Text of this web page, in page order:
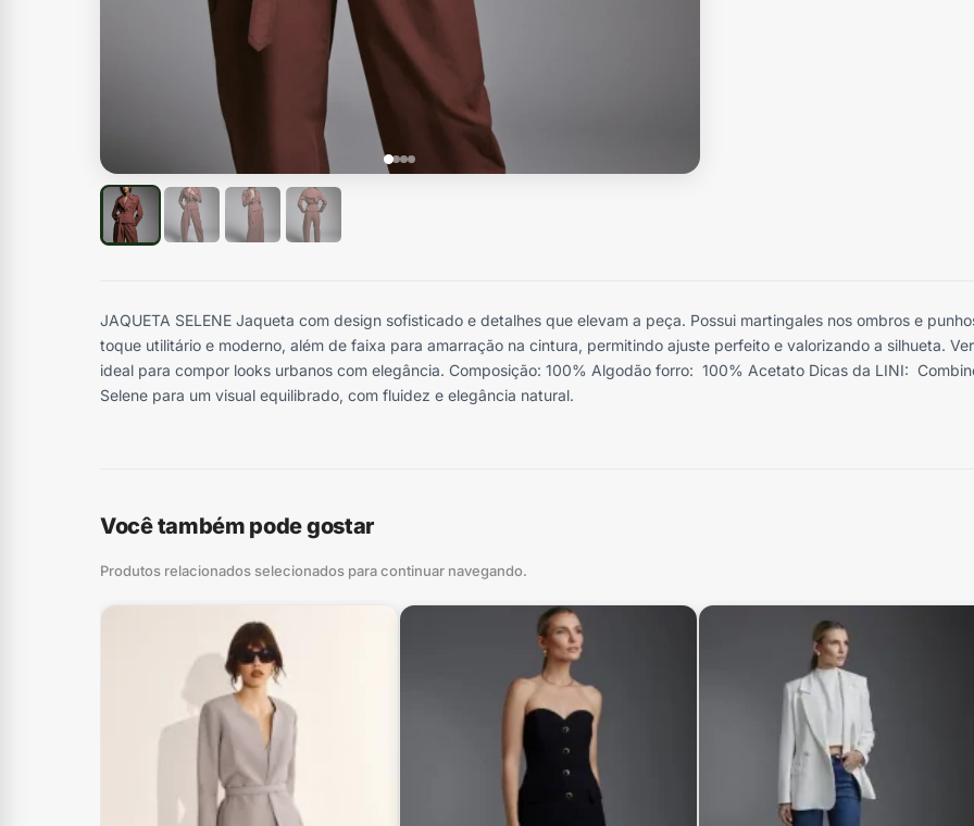
JAQUETA SELENE Jaqueta com design sofisticado e detalhes que elevam a peça. Possui martingales nos ombros e
toque utilitário e moderno, além de faixa para amarração na cintura, permitindo ajuste perfeito e valorizando a silhueta.
ideal para compor looks urbanos com elegância. Composição: 100% Algodão forro: 100% Acetato Dicas da LINI:
Selene para um visual equilibrado, com fluidez e elegância natural.
Você também pode gostar
Produtos relacionados selecionados para continuar navegando.